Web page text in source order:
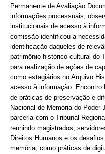
Permanente de Avaliação
informações processuais,
institucionais de acesso à
comissão identificou a
identificação daqueles de
patrimônio histórico-cultural do
para realização de ações de
como estagiários no Arquivo
acesso à informação. Encontro
de práticas de preservação e
Nacional de Memória do
parceria com o Tribunal
reunindo magistrados,
Direitos Humanos e os
memória, como práticas de